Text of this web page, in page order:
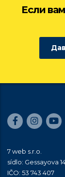
Если
7 web s.r.o.
sídlo: Gessayova
IČO: 53 743 407